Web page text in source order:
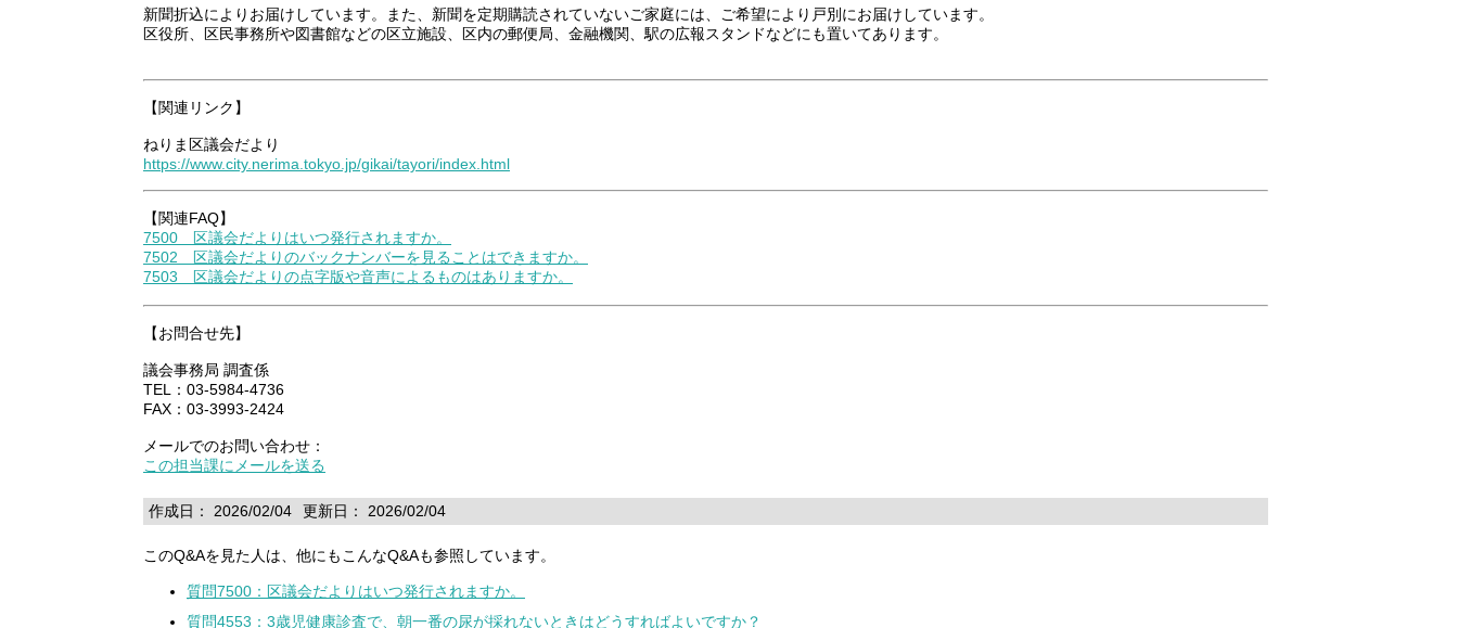
新聞折込によりお届けしています。また、新聞を定期購読されていないご家庭には、ご希望により戸別にお届けしています。
区役所、区民事務所や図書館などの区立施設、区内の郵便局、金融機関、駅の広報スタンドなどにも置いてあります。
【関連リンク】
ねりま区議会だより
https://www.city.nerima.tokyo.jp/gikai/tayori/index.html
【関連FAQ】
7500 区議会だよりはいつ発行されますか。
7502 区議会だよりのバックナンバーを見ることはできますか。
7503 区議会だよりの点字版や音声によるものはありますか。
【お問合せ先】
議会事務局 調査係
TEL：03-5984-4736
FAX：03-3993-2424
メールでのお問い合わせ：
この担当課にメールを送る
作成日： 2026/02/04 更新日： 2026/02/04
このQ&Aを見た人は、他にもこんなQ&Aも参照しています。
質問7500：区議会だよりはいつ発行されますか。
質問4553：3歳児健康診査で、朝一番の尿が採れないときはどうすればよいですか？